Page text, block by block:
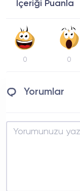
İçeriği Puanla
0 0
Yorumlar